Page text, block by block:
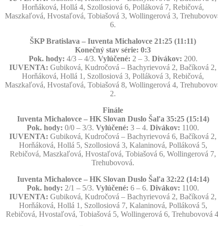
Horňáková, Hollá 4, Szollosiová 6, Polláková 7, Rebičová,
Maszkaľová, Hvostaľová, Tobiašová 3, Wollingerová 3,
6.
ŠKP Bratislava – Iuventa Michalovce 21:25 (11:11)
Konečný stav série: 0:3
Pok. hody: 4/3 – 4/3. Vylúčené: 2 – 3. Divákov: 200.
IUVENTA: Gubiková, Kudročová – Bachyrievová 2, Bačíková 2,
Horňáková, Hollá 1, Szollosiová 3, Polláková 3, Rebičová,
Maszkaľová, Hvostaľová, Tobiašová 8, Wollingerová 4,
2.
Finále
Iuventa Michalovce – HK Slovan Duslo Šaľa 35:25 (15:14)
Pok. hody: 0/0 – 3/3. Vylúčené: 3 – 4. Divákov: 1100.
IUVENTA: Gubiková, Kudročová – Bachyrievová 6, Bačíková 2,
Horňáková, Hollá 5, Szollosiová 3, Kalaninová, Polláková 5,
Rebičová, Maszkaľová, Hvostaľová, Tobiašová 6, Wollingerová 7,
Trehubovová.
Iuventa Michalovce – HK Slovan Duslo Šaľa 32:22 (14:14)
Pok. hody: 2/1 – 5/3. Vylúčené: 6 – 6. Divákov: 1100.
IUVENTA: Gubiková, Kudročová – Bachyrievová 2, Bačíková 2,
Horňáková, Hollá 1, Szollosiová 7, Kalaninová, Polláková 5,
Rebičová, Hvostaľová, Tobiašová 5, Wollingerová 6, Trehubovová